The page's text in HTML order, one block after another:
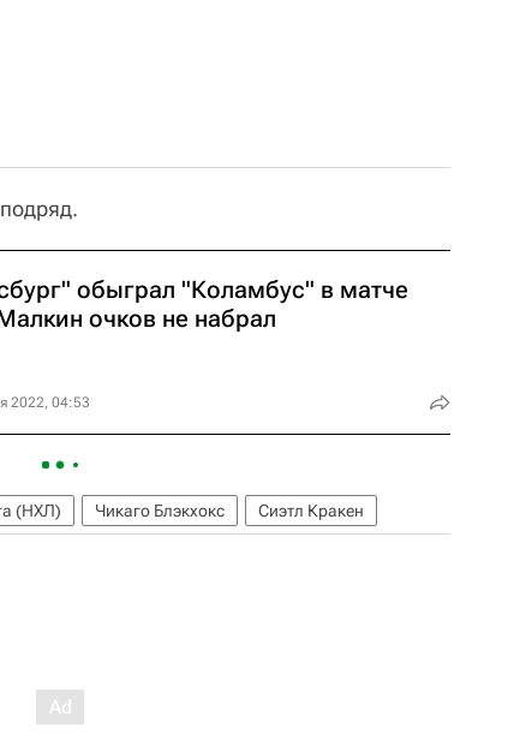
обыграл "Коламбус" в матче
очков не набрал
2022, 04:53
(НХЛ) Чикаго Блэкхокс Сиэтл Кракен